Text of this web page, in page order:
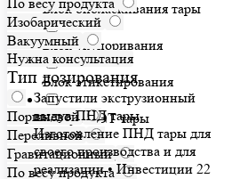
Блок ополаскивания тары
Блок укупоривания
Блок этикетирования
Выдув ПЭТ тары
Маркировщик
Изобарический
Вакуумный
Нужна консультация
Тип дозирования
Поршневой
Переливной
Гравитационный
По весу продукта
Запустили экструзионный
выдув ПНД тары
Изготовление ПНД тары для
своего производства и для
реализации • Инвестиции 22